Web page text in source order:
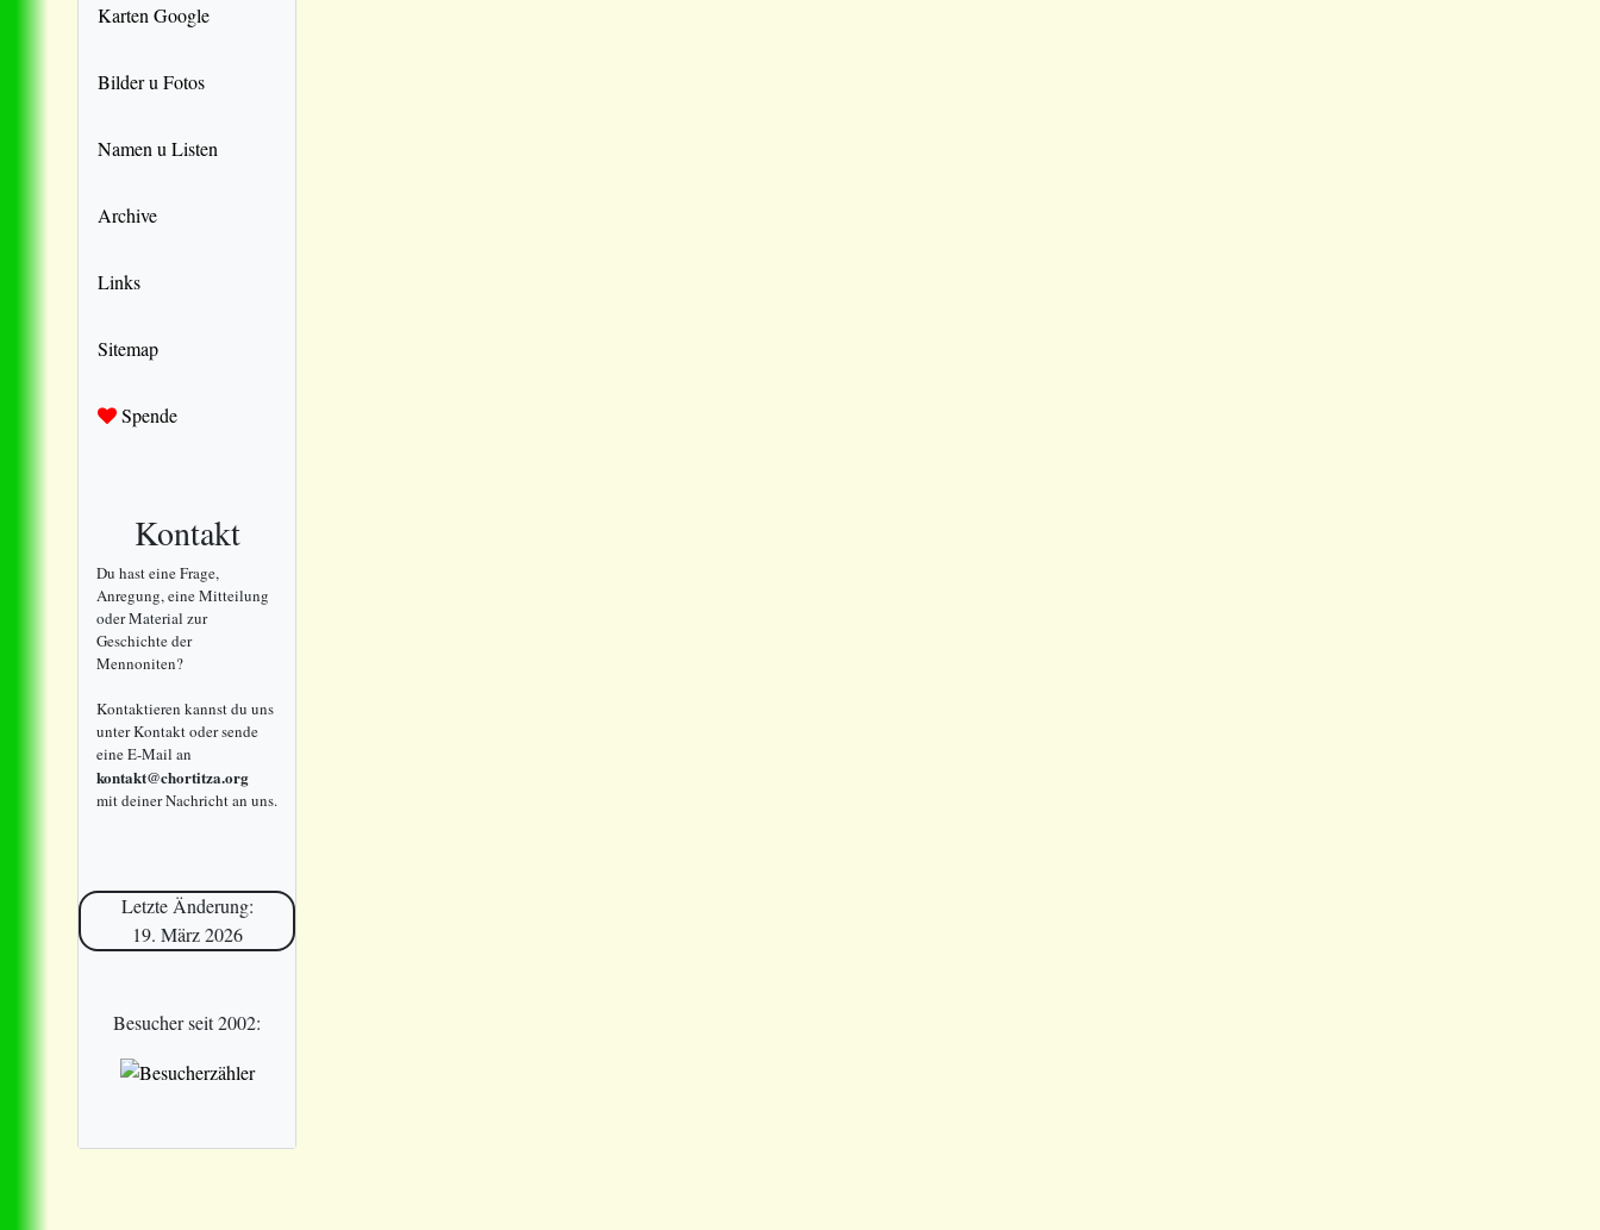
Karten Google
Bilder u Fotos
Namen u Listen
Archive
Links
Sitemap
Spende
Kontakt
Du hast eine Frage,
Anregung, eine Mitteilung
oder Material zur
Geschichte der
Mennoniten?
Kontaktieren kannst du uns
unter Kontakt oder sende
eine E-Mail an
kontakt@chortitza.org
mit deiner Nachricht an uns.
Letzte Änderung:
19. März 2026
Besucher seit 2002: